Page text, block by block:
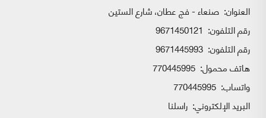
العنوان: صنعاء - فج عطان، شارع الستين
رقم التلفون: 9671450121
رقم التلفون: 9671445993
هاتف محمول: 770445995
واتساب:
البريد الإلكتروني: راسلنا